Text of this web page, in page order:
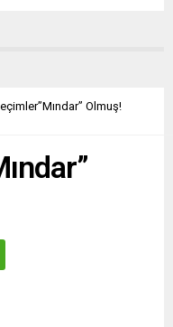
Olmuş!